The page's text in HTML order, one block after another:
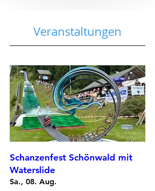
Veranstaltungen
Schanzenfest Schönwald mit
Waterslide
Sa., 08. Aug.